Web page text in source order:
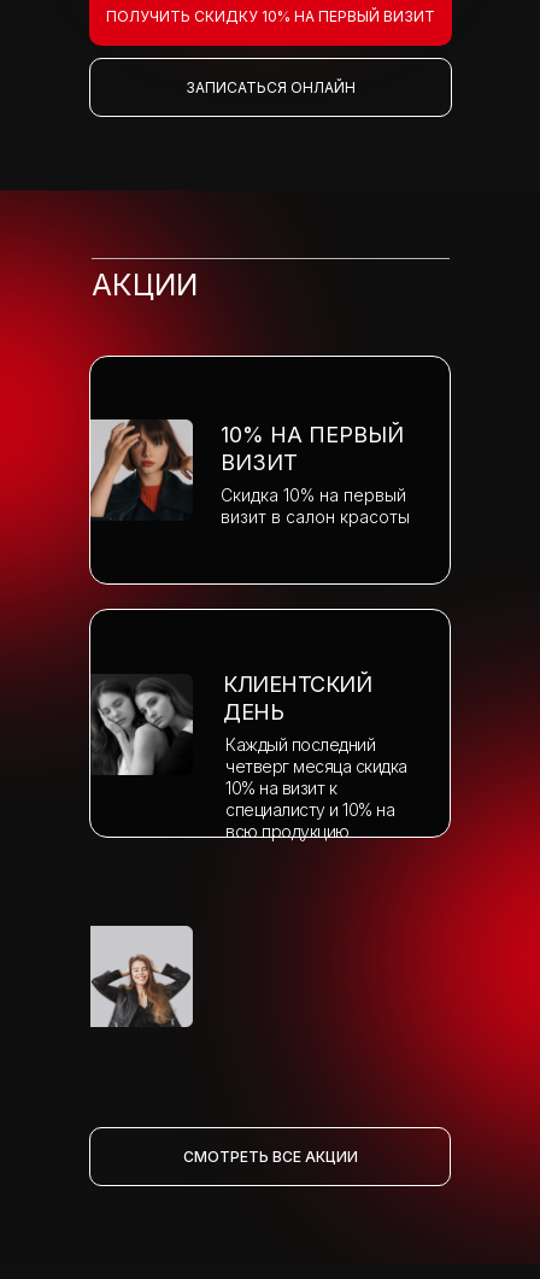
ПОЛУЧИТЬ СКИДКУ 10% НА ПЕРВЫЙ ВИЗИТ
ЗАПИСАТЬСЯ ОНЛАЙН
АКЦИИ
СМОТРЕТЬ ВСЕ АКЦИИ
10% НА ПЕРВЫЙ
ВИЗИТ
Скидка 10% на первый
визит в салон красоты
КЛИЕНТСКИЙ
ДЕНЬ
Каждый последний
четверг месяца скидка
10% на визит к
специалисту и 10% на
всю продукцию